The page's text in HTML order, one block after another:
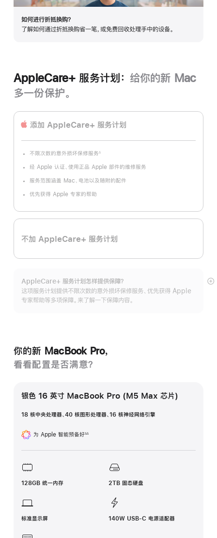
如何进行折抵换购？
了解如何通过折抵换购省一笔，或免费回收处理手中的设备。
AppleCare+ 服务计划： 给你的新 Mac
多一份保护。
添加 AppleCare+ 服务计划
不限次数的意外损坏保修服务∆
经 Apple 认证、使用正品 Apple 部件的维修服务
服务范围涵盖 Mac、电池以及随附的配件
优先获得 Apple 专家的帮助
不加 AppleCare+ 服务计划
AppleCare+ 服务计划怎样提供保⁠障？
这项服务计划提供不限次数的意外损坏保修服务、优先获得 Apple
专家帮助等多项保障。来了解一下保障内容。
展
你的新 MacBook Pro，
看看配置是否满意？
银色 16 英寸 MacBook Pro (M5 Max 芯片)
18 核中央处理器、40 核图形处理器、16 核神经网络引擎
为 Apple 智能预备好∆∆
128GB 统一内存 2TB 固态硬盘
标准显示屏 140W USB-C 电源适配器